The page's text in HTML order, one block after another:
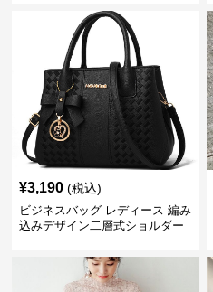
¥3,190 (税込)
ビジネスバッグ レディース 編み
込みデザイン二層式ショルダー